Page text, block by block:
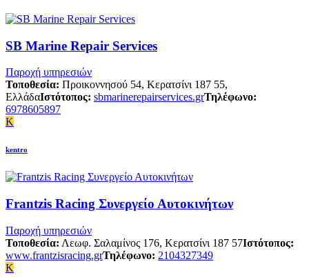
SB Marine Repair Services
Παροχή υπηρεσιών
Τοποθεσία: Προικοννησού 54, Κερατσίνι 187 55,
ΕλλάδαΙστότοπος: sbmarinerepairservices.grΤηλέφωνο:
6978605897
K
kentro
Frantzis Racing Συνεργείο Αυτοκινήτων
Παροχή υπηρεσιών
Τοποθεσία: Λεωφ. Σαλαμίνος 176, Κερατσίνι 187 57Ιστότοπος:
www.frantzisracing.grΤηλέφωνο: 2104327349
K